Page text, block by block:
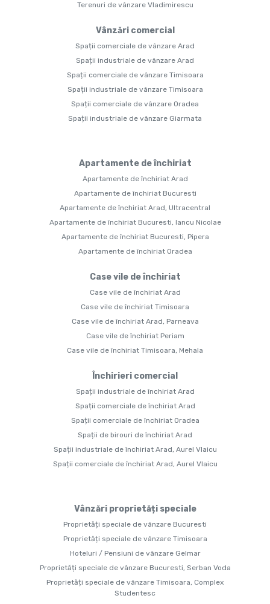
Terenuri de vânzare Vladimirescu
Vânzări comercial
Spații comerciale de vânzare Arad
Spații industriale de vânzare Arad
Spații comerciale de vânzare Timisoara
Spații industriale de vânzare Timisoara
Spații comerciale de vânzare Oradea
Spații industriale de vânzare Giarmata
Apartamente de închiriat
Apartamente de închiriat Arad
Apartamente de închiriat Bucuresti
Apartamente de închiriat Arad, Ultracentral
Apartamente de închiriat Bucuresti, Iancu Nicolae
Apartamente de închiriat Bucuresti, Pipera
Apartamente de închiriat Oradea
Case vile de închiriat
Case vile de închiriat Arad
Case vile de închiriat Timisoara
Case vile de închiriat Arad, Parneava
Case vile de închiriat Periam
Case vile de închiriat Timisoara, Mehala
Închirieri comercial
Spații industriale de închiriat Arad
Spații comerciale de închiriat Arad
Spații comerciale de închiriat Oradea
Spații de birouri de închiriat Arad
Spații industriale de închiriat Arad, Aurel Vlaicu
Spații comerciale de închiriat Arad, Aurel Vlaicu
Vânzări proprietăți speciale
Proprietăți speciale de vânzare Bucuresti
Proprietăți speciale de vânzare Timisoara
Hoteluri / Pensiuni de vânzare Gelmar
Proprietăți speciale de vânzare Bucuresti, Serban Voda
Proprietăți speciale de vânzare Timisoara, Complex
Studentesc